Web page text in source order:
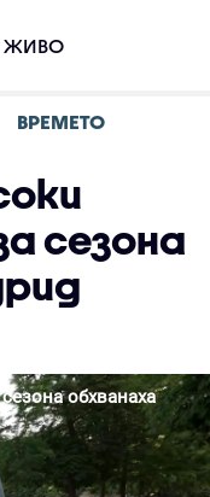
ЖИВО
ВРЕМЕТО
сезона